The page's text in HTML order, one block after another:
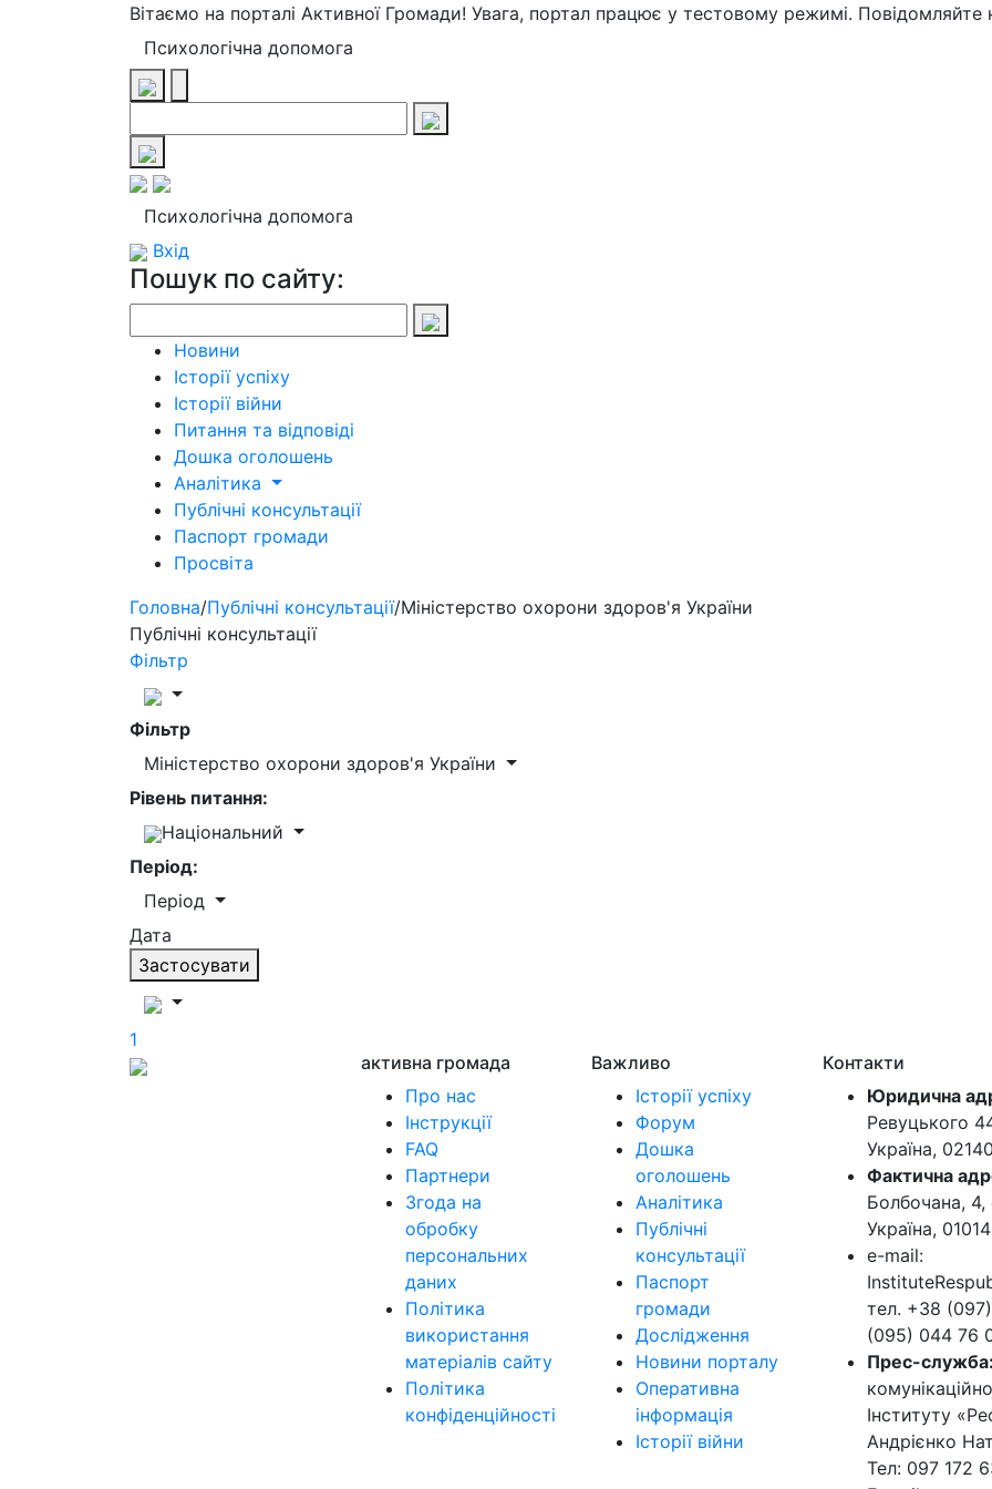
Вітаємо на порталі Активної Громади! Увага, портал працює у тестовому режимі.
Психологічна допомога
Психологічна допомога
Вхід
Пошук по сайту:
Новини
Історії успіху
Історії війни
Питання та відповіді
Дошка оголошень
Аналітика
Публічні консультації
Паспорт громади
Просвіта
Головна/Публічні консультації/Міністерство охорони здоров'я України
Публічні консультації
Фільтр
Фільтр
Міністерство охорони здоров'я України
Рівень питання:
Національний
Період:
Період
Дата
Застосувати
1
активна громада
Про нас
Інструкції
FAQ
Партнери
Згода на
обробку
персональних
даних
Політика
використання
матеріалів сайту
Політика
конфіденційності
Важливо
Історії успіху
Форум
Дошка
оголошень
Аналітика
Публічні
консультації
Паспорт
громади
Дослідження
Новини порталу
Оперативна
інформація
Історії війни
Контакти
Юридична
Ревуцького
Україна,
Фактична
Болбочана, 4,
Україна, 01014
e-mail:
тел. +38
(095) 044 76
Прес-
Інституту
Андрієнко
Тел: 097 172